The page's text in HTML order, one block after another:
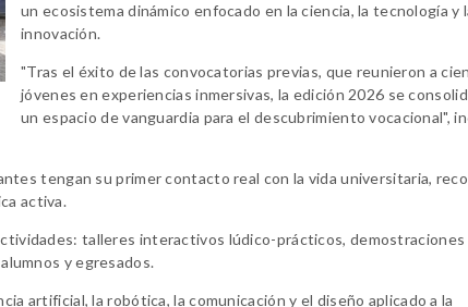
un ecosistema dinámico enfocado en la ciencia, la tecnología y
innovación.
"Tras el éxito de las convocatorias previas, que reunieron a
jóvenes en experiencias inmersivas, la edición 2026 se
un espacio de vanguardia para el descubrimiento vocacional",
tengan su primer contacto real con la vida universitaria,
activa.
talleres interactivos lúdico-prácticos, demostraciones
y egresados.
artificial, la robótica, la comunicación y el diseño aplicado a la